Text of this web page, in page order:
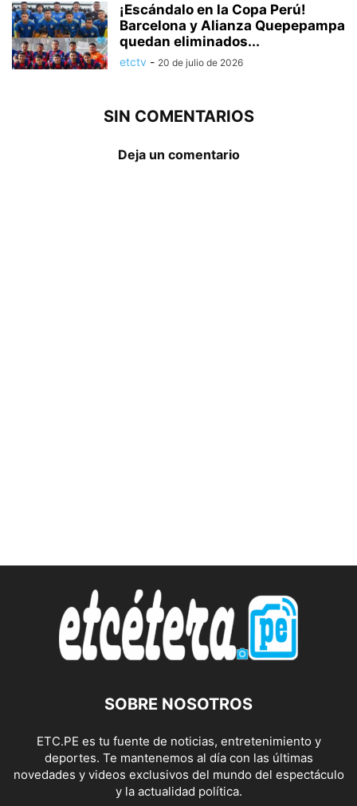
¡Escándalo en la Copa Perú!
Barcelona y Alianza Quepepampa
quedan eliminados...
etctv - 20 de julio de 2026
SIN COMENTARIOS
Deja un comentario
SOBRE NOSOTROS
ETC.PE es tu fuente de noticias, entretenimiento y
deportes. Te mantenemos al día con las últimas
novedades y videos exclusivos del mundo del espectáculo
y la actualidad política.